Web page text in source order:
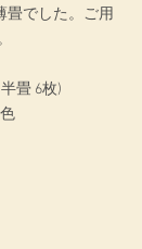
畳でした。ご用
畳 6枚)